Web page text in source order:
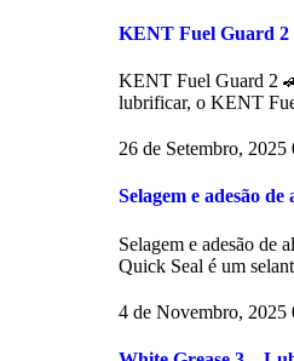
KENT Fuel Guard 2
KENT Fuel Guard 2
lubrificar, o KENT
26 de Setembro, 2025
Selagem e adesão
Selagem e adesão de
Quick Seal é um
4 de Novembro, 2025